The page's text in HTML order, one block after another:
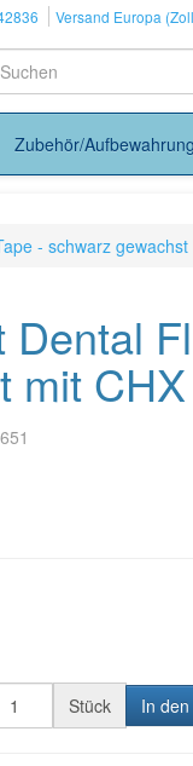
Versand Europa
Zubehör/
- schwarz gewachst
Dental
mit CHX
Stück In